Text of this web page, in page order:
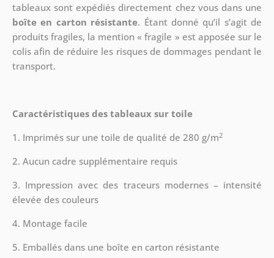
tableaux sont expédiés directement chez vous dans une
boîte en carton résistante. Étant donné qu’il s’agit de
produits fragiles, la mention « fragile » est apposée sur le
colis afin de réduire les risques de dommages pendant le
transport.
Caractéristiques des tableaux sur toile
1. Imprimés sur une toile de qualité de 280 g/m2
2. Aucun cadre supplémentaire requis
3. Impression avec des traceurs modernes – intensité
élevée des couleurs
4. Montage facile
5. Emballés dans une boîte en carton résistante